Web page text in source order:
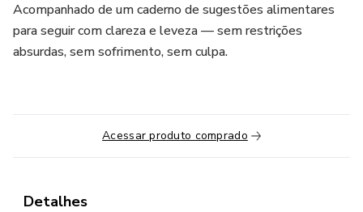
Acompanhado de um caderno de sugestões alimentares
para seguir com clareza e leveza — sem restrições
absurdas, sem sofrimento, sem culpa.
Acessar produto comprado
Detalhes